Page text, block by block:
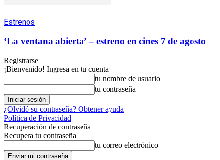
Estrenos
‘La ventana abierta’ – estreno en cines 7 de agosto
Registrarse
¡Bienvenido! Ingresa en tu cuenta
tu nombre de usuario
tu contraseña
¿Olvidó su contraseña? Obtener ayuda
Política de Privacidad
Recuperación de contraseña
Recupera tu contraseña
tu correo electrónico